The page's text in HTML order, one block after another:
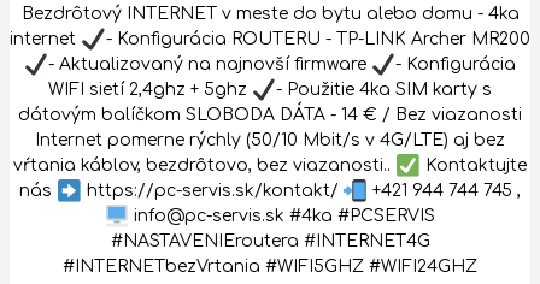
Bezdrôtový INTERNET v meste do bytu alebo domu - 4ka
internet
- Konfigurácia ROUTERU - TP-LINK Archer MR200
- Aktualizovaný na najnovší firmware
- Konfigurácia
WIFI sietí 2,4ghz + 5ghz
- Použitie 4ka SIM karty s
dátovým balíčkom SLOBODA DÁTA - 14 € / Bez viazanosti
Internet pomerne rýchly (50/10 Mbit/s v 4G/LTE) aj bez
vŕtania káblov, bezdrôtovo, bez viazanosti..
Kontaktujte
nás
https://pc-servis.sk/kontakt/
+421 944 744 745 ,
info@pc-servis.sk #4ka #PCSERVIS
#NASTAVENIEroutera #INTERNET4G
#INTERNETbezVrtania #WIFI5GHZ #WIFI24GHZ